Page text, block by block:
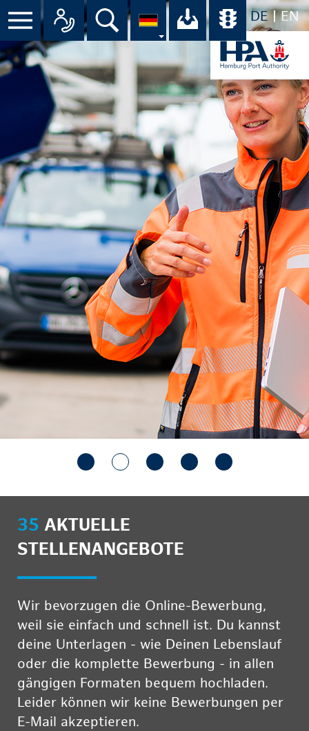
DE EN
Suche Ihr Download-
35 AKTUELLE
STELLENANGEBOTE
Wir bevorzugen die Online-Bewerbung,
weil sie einfach und schnell ist. Du kannst
deine Unterlagen - wie Deinen Lebenslauf
oder die komplette Bewerbung - in allen
gängigen Formaten bequem hochladen.
Leider können wir keine Bewerbungen per
E-Mail akzeptieren.